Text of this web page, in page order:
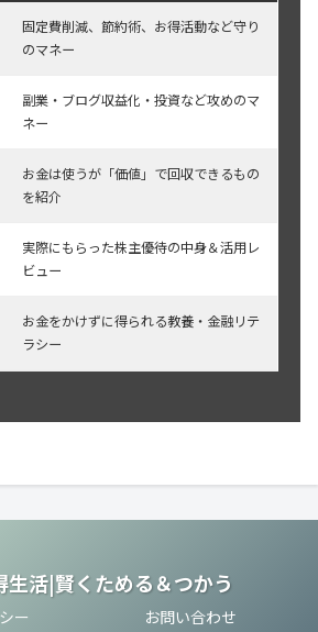
固定費削減、節約術、お得活動など守り
のマネー
副業・ブログ収益化・投資など攻めのマ
ネー
お金は使うが「価値」で回収できるもの
を紹介
実際にもらった株主優待の中身＆活用レ
ビュー
お金をかけずに得られる教養・金融リテ
ラシー
生活|賢くためる＆つかう
ー お問い合わせ